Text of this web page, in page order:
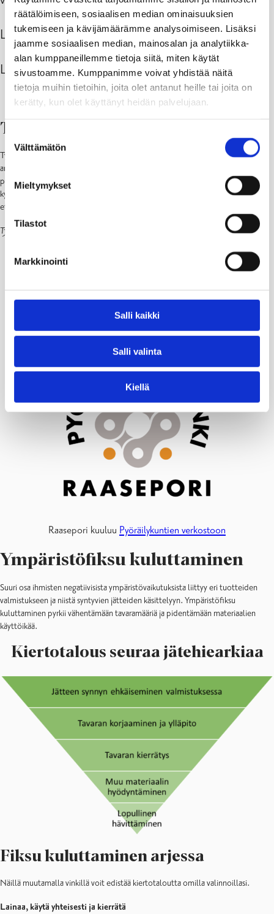
räätälöimiseen, sosiaalisen median ominaisuuksien
tukemiseen ja kävijämäärämme analysoimiseen. Lisäksi
jaamme sosiaalisen median, mainosalan ja analytiikka-
alan kumppaneillemme tietoja siitä, miten käytät
sivustoamme. Kumppanimme voivat yhdistää näitä
tietoja muihin tietoihin, joita olet antanut heille tai joita on
kerätty, kun olet käyttänyt heidän palvelujaan.
Suostumuksen
valinta
Välttämätön
Mieltymykset
Tilastot
Markkinointi
Salli kaikki
Salli valinta
Kiellä
Löydä sähköautojen julkiset latauspisteet:Virta-app
Löydä kaasuautojen julkiset tankkauspisteet:Gasum
Työpaikoilla
Työmatkaliikunta toimii hyvänä vastapainona istumatyön ja vähäisen
arkiliikunnan rasitukselle. Kannustamalla työntekijää liikkumaan jalan tai
pyöräillen, edistät työntekijän terveyttä ja työssä jaksamista. Työntekijänä voit
kysyä työpaikaltasi tukea työmatkan kulkuun joukkoliikenteellä,
etätyöskentelyyn tai liikkumisen työsuhde-etuihin.
Työpaikkojen neljä helppoa askelta kestävämpään liikkumiseen
Varmista sopivat säilytystilat pyörille sekä pukuhuoneet vaatteiden
vaihtamiseen.
Hanki parkkipaikalle latauspisteet sähkökäyttöisille ajoneuvoille.
Kampanjoi yhteiskäyttöautojen ja kimppakyytien puolesta.
Raasepori kuuluu Pyöräilykuntien verkostoon
Ympäristöfiksu kuluttaminen
Suuri osa ihmisten negatiivisista ympäristövaikutuksista liittyy eri tuotteiden
valmistukseen ja niistä syntyvien jätteiden käsittelyyn. Ympäristöfiksu
kuluttaminen pyrkii vähentämään tavaramääriä ja pidentämään materiaalien
käyttöikää.
Kiertotalous seuraa jätehiearkiaa
Fiksu kuluttaminen arjessa
Näillä muutamalla vinkillä voit edistää kiertotaloutta omilla valinnoillasi.
Lainaa, käytä yhteisesti ja kierrätä